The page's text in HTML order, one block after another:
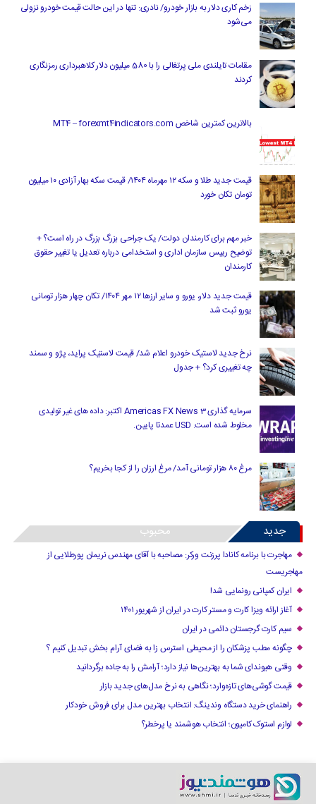
زخم کاری دلار به بازار خودرو/ نادری: تنها در این حالت قیمت خودرو نزولی
می‌شود
مقامات تایلندی ملی پرتغالی را با 580 میلیون دلار کلاهبرداری رمزنگاری
کردند
بالاترین کمترین شاخص MT4 – forexmt4indicators.com
قیمت جدید طلا و سکه ۱۲ مهرماه ۱۴۰۴/ قیمت سکه بهار آزادی ۱۰ میلیون
تومان تکان خورد
خبر مهم برای کارمندان دولت/ یک جراحی بزرگ بزرگ در راه است؟ +
توضیح رییس سازمان اداری و استخدامی درباره تعدیل یا تغییر حقوق
کارمندان
قیمت جدید دلار، یورو و سایر ارزها ۱۲ مهر ۱۴۰۴/ تکان چهار هزار تومانی
یورو ثبت شد
نرخ جدید لاستیک خودرو اعلام شد/ قیمت لاستیک پراید، پژو و سمند
چه تغییری کرد؟ + جدول
سرمایه گذاری Americas FX News 3 اکتبر: داده های غیر تولیدی
مخلوط شده است. USD عمدتا پایین.
مرغ ۸۰ هزار تومانی آمد/ مرغ ارزان را از کجا بخریم؟
جدید محبوب
مهاجرت با برنامه کانادا پرزنت ورکر: مصاحبه با آقای مهندس نریمان پورطلایی از
مهاجریست
ایران کمپانی رونمایی شد!
آغاز ارائه ویزا کارت و مستر کارت در ایران از شهریور ۱۴۰۱
سیم کارت گرجستان دائمی در ایران
چگونه مطب پزشکان را از محیطی استرس زا به فضای آرام بخش تبدیل کنیم ؟
وقتی هیوندای شما به بهترین‌ها نیاز دارد؛ آرامش را به جاده برگردانید
قیمت گوشی‌های تازه‌وارد؛ نگاهی به نرخ مدل‌های جدید بازار
راهنمای خرید دستگاه وندینگ: انتخاب بهترین مدل برای فروش خودکار
لوازم استوک کامیون؛ انتخاب هوشمند یا پرخطر؟